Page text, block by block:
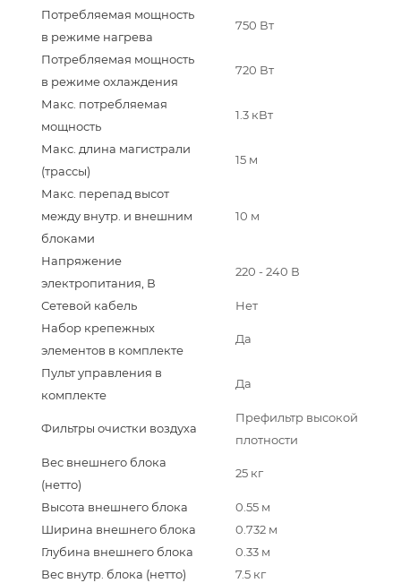
Потребляемая мощность
в режиме нагрева
750 Вт
Потребляемая мощность
в режиме охлаждения
720 Вт
Макс. потребляемая
мощность
1.3 кВт
Макс. длина магистрали
(трассы)
15 м
Макс. перепад высот
между внутр. и внешним
блоками
10 м
Напряжение
электропитания, В
220 - 240 В
Сетевой кабель
Нет
Набор крепежных
элементов в комплекте
Да
Пульт управления в
комплекте
Да
Фильтры очистки воздуха
Префильтр высокой
плотности
Вес внешнего блока
(нетто)
25 кг
Высота внешнего блока
0.55 м
Ширина внешнего блока
0.732 м
Глубина внешнего блока
0.33 м
Вес внутр. блока (нетто)
7.5 кг